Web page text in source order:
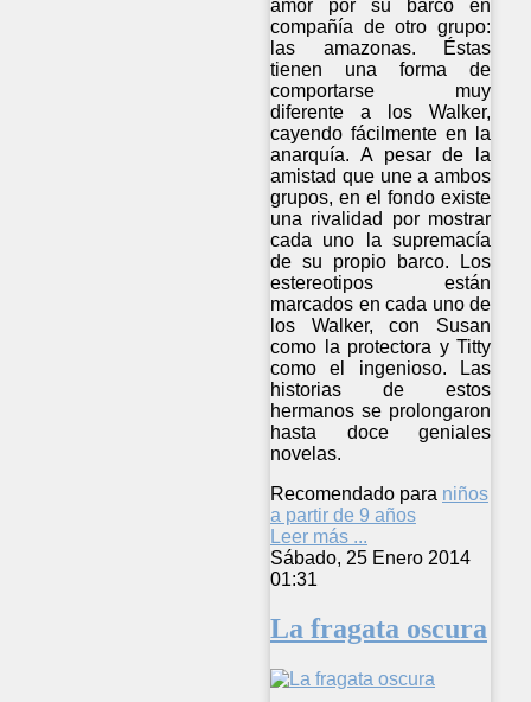
amor por su barco en
compañía de otro grupo:
las amazonas. Éstas
tienen una forma de
comportarse muy
diferente a los Walker,
cayendo fácilmente en la
anarquía. A pesar de la
amistad que une a ambos
grupos, en el fondo existe
una rivalidad por mostrar
cada uno la supremacía
de su propio barco. Los
estereotipos están
marcados en cada uno de
los Walker, con Susan
como la protectora y Titty
como el ingenioso. Las
historias de estos
hermanos se prolongaron
hasta doce geniales
novelas.
Recomendado para niños
a partir de 9 años
Leer más ...
Sábado, 25 Enero 2014
01:31
La fragata oscura